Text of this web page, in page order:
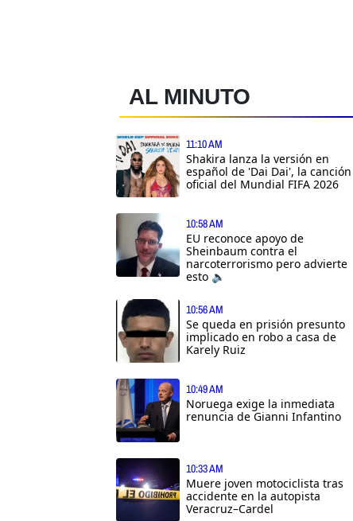
AL MINUTO
11:10 AM
Shakira lanza la versión en
español de 'Dai Dai', la canción
oficial del Mundial FIFA 2026
10:58 AM
EU reconoce apoyo de
Sheinbaum contra el
narcoterrorismo pero advierte
esto 🔈
10:56 AM
Se queda en prisión presunto
implicado en robo a casa de
Karely Ruiz
10:49 AM
Noruega exige la inmediata
renuncia de Gianni Infantino
10:33 AM
Muere joven motociclista tras
accidente en la autopista
Veracruz–Cardel